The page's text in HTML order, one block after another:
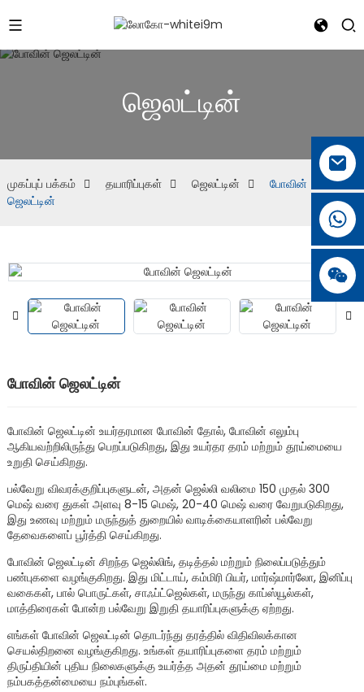
ஜெலட்டின்
முகப்புப் பக்கம் தயாரிப்புகள் ஜெலட்டின்
போவின்
ஜெலட்டின்
போவின் ஜெலட்டின்
போவின் ஜெலட்டின் உயர்தரமான போவின் தோல், போவின் எலும்பு
ஆகியவற்றிலிருந்து பெறப்படுகிறது, இது உயர்தர தரம் மற்றும் தூய்மையை
உறுதி செய்கிறது.
பல்வேறு விவரக்குறிப்புகளுடன், அதன் ஜெல்லி வலிமை 150 முதல் 300
மெஷ் வரை துகள் அளவு 8-15 மெஷ், 20-40 மெஷ் வரை வேறுபடுகிறது,
இது உணவு மற்றும் மருந்துத் துறையில் வாடிக்கையாளரின் பல்வேறு
தேவைகளைப் பூர்த்தி செய்கிறது.
போவின் ஜெலட்டின் சிறந்த ஜெல்லிங், தடித்தல் மற்றும் நிலைப்படுத்தும்
பண்புகளை வழங்குகிறது. இது மிட்டாய், கம்மிரி பியர், மார்ஷ்மார்லோ, இனிப்பு
வகைகள், பால் பொருட்கள், சாஃப்ட்ஜெல்கள், மருந்து காப்ஸ்யூல்கள்,
மாத்திரைகள் போன்ற பல்வேறு இறுதி தயாரிப்புகளுக்கு ஏற்றது.
எங்கள் போவின் ஜெலட்டின் தொடர்ந்து தரத்தில் விதிவிலக்கான
செயல்திறனை வழங்குகிறது. உங்கள் தயாரிப்புகளை தரம் மற்றும்
திருப்தியின் புதிய நிலைகளுக்கு உயர்த்த அதன் தூய்மை மற்றும்
நம்பகத்தன்மையை நம்புங்கள்.